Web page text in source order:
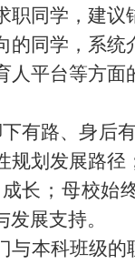
职同学，建议
的同学，系
人平台等方面
有路、身后
规划发展路径
长 ； 母校始
展支持。
与本科班级的